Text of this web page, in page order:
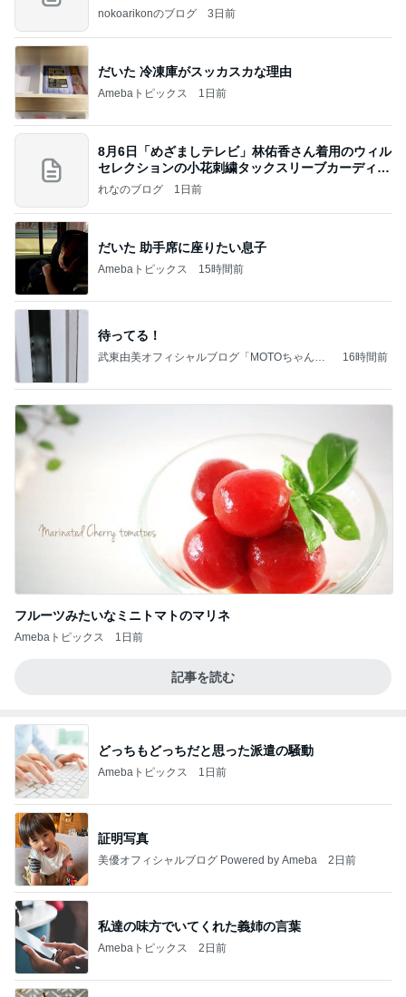
nokoarikonのブログ 3日前
だいた 冷凍庫がスッカスカな理由
Amebaトピックス 1日前
8月6日「めざましテレビ」林佑香さん着用のウィル
セレクションの小花刺繍タックスリーブカーディガ
ン
れなのブログ 1日前
だいた 助手席に座りたい息子
Amebaトピックス 15時間前
待ってる！
武東由美オフィシャルブログ「MOTOちゃんと
16時間前
フルーツみたいなミニトマトのマリネ
Amebaトピックス 1日前
記事を読む
どっちもどっちだと思った派遣の騒動
Amebaトピックス 1日前
証明写真
美優オフィシャルブログ Powered by Ameba 2日前
私達の味方でいてくれた義姉の言葉
Amebaトピックス 2日前